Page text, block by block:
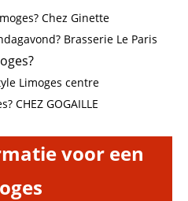
Chez Ginette
Brasserie Le Paris
Limoges centre
CHEZ GOGAILLE
voor een